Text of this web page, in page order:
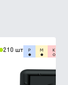
210 шт